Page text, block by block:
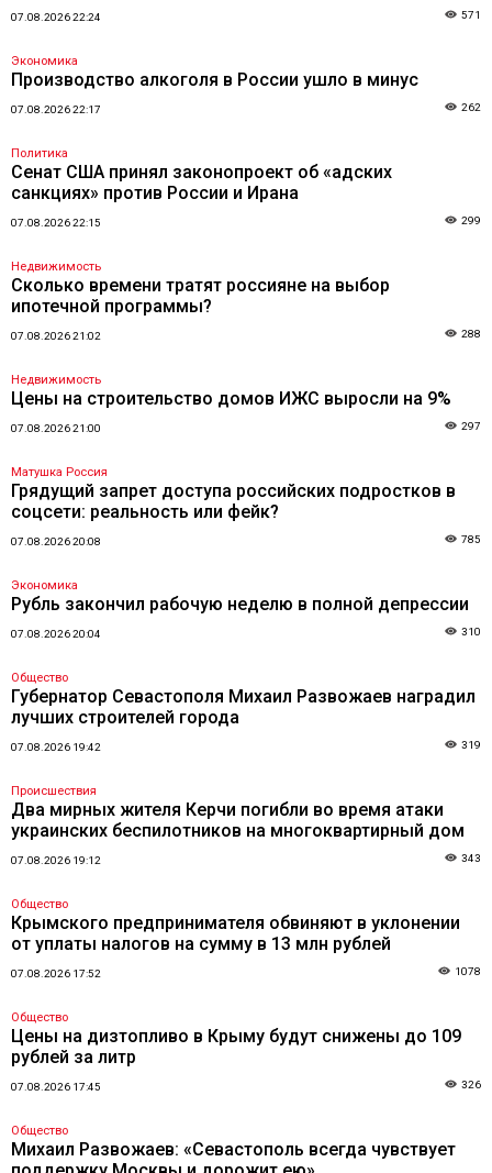
07.08.2026 22:24 571
Экономика
Производство алкоголя в России ушло в минус
07.08.2026 22:17 262
Политика
Сенат США принял законопроект об «адских
санкциях» против России и Ирана
07.08.2026 22:15 299
Недвижимость
Сколько времени тратят россияне на выбор
ипотечной программы?
07.08.2026 21:02 288
Недвижимость
Цены на строительство домов ИЖС выросли на 9%
07.08.2026 21:00 297
Матушка Россия
Грядущий запрет доступа российских подростков в
соцсети: реальность или фейк?
07.08.2026 20:08 785
Экономика
Рубль закончил рабочую неделю в полной депрессии
07.08.2026 20:04 310
Общество
Губернатор Севастополя Михаил Развожаев наградил
лучших строителей города
07.08.2026 19:42 319
Происшествия
Два мирных жителя Керчи погибли во время атаки
украинских беспилотников на многоквартирный дом
07.08.2026 19:12 343
Общество
Крымского предпринимателя обвиняют в уклонении
от уплаты налогов на сумму в 13 млн рублей
07.08.2026 17:52 1078
Общество
Цены на дизтопливо в Крыму будут снижены до 109
рублей за литр
07.08.2026 17:45 326
Общество
Михаил Развожаев: «Севастополь всегда чувствует